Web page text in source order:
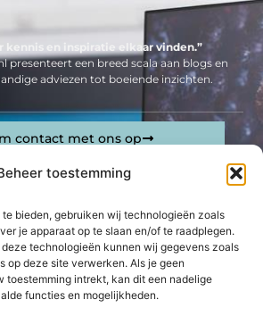
toestemming
bieden, gebruiken wij technologieën zoals
je apparaat op te slaan en/of te raadplegen.
deze technologieën kunnen wij gegevens zoals
op deze site verwerken. Als je geen
toestemming intrekt, kan dit een nadelige
functies en mogelijkheden.
kennis en inspiratie elkaar vinden.”
presenteert een breed scala aan blogs en
adviezen tot boeiende inzichten.
op een rij
SEO tekst zijn?
een overloopzwembad
contact met ons op